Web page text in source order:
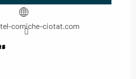
corniche-ciotat.com